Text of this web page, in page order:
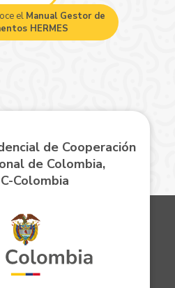
el Manual Gestor de
HERMES
de Cooperación
de Colombia,
Colombia